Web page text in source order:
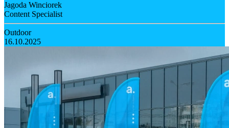
Jagoda Winciorek
Content Specialist
Outdoor
16.10.2025